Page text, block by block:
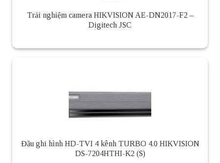
Trải nghiệm camera HIKVISION AE-DN2017-F2 –
Digitech JSC
Đầu ghi hình HD-TVI 4 kênh TURBO 4.0 HIKVISION
DS-7204HTHI-K2 (S)